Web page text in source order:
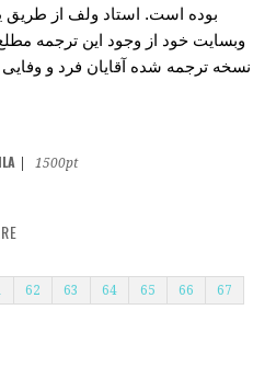
بوده است. استاد ولف از طریق
وبسایت خود از وجود این ترجمه
نسخه ترجمه شده آقایان فرد و
1500pt
62 63 64 65 66 67